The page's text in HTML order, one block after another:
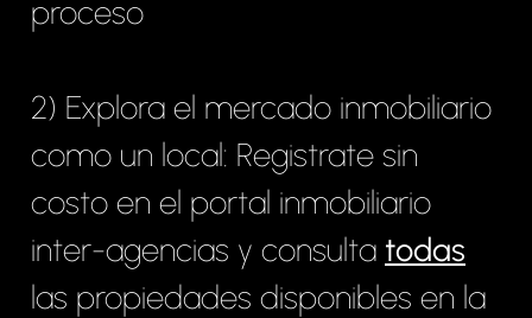
proceso
2) Explora el mercado inmobiliario
como un local: Registrate sin
costo en el portal inmobiliario
inter-agencias y consulta todas
las propiedades disponibles en la